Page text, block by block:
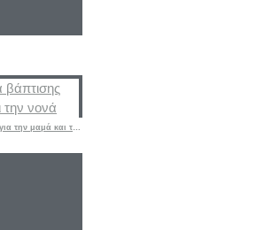
Σετ μαρτυρικά βάπτισης για την μαμά και την νονά